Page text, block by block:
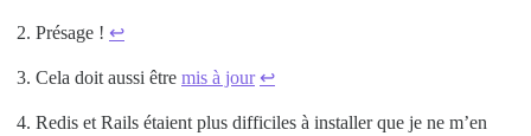
Présage ! ↩︎
Cela doit aussi être mis à jour ↩︎
Redis et Rails étaient plus difficiles à installer que je ne m’en